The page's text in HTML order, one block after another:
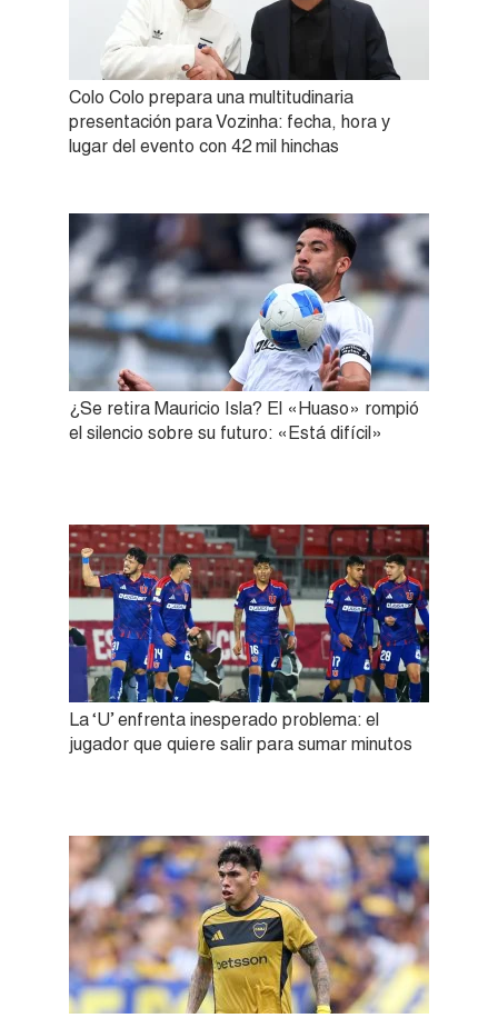
Colo Colo prepara una multitudinaria
presentación para Vozinha: fecha, hora y
lugar del evento con 42 mil hinchas
¿Se retira Mauricio Isla? El «Huaso» rompió
el silencio sobre su futuro: «Está difícil»
La ‘U’ enfrenta inesperado problema: el
jugador que quiere salir para sumar minutos